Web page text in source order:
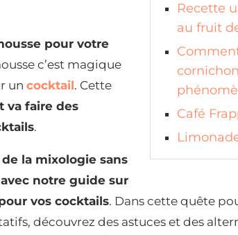
Recette
au fruit
Café
pour votre
c’est magique
un cocktail. Cette
va faire des
.
la mixologie sans
notre guide sur
vos cocktails. Dans cette quête
découvrez des astuces et des